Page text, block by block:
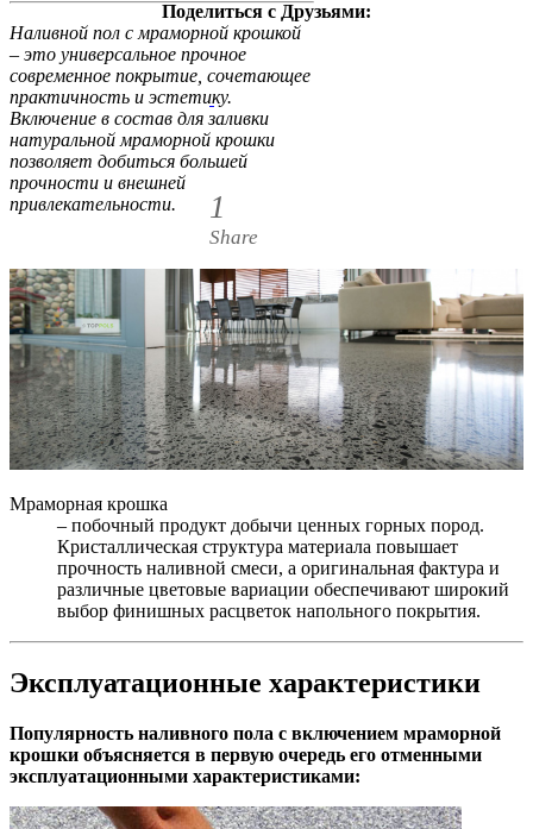
Поделиться с Друзьями:
1
1
Share
Наливной пол с мраморной крошкой
– это универсальное прочное
современное покрытие, сочетающее
практичность и эстетику.
Включение в состав для заливки
натуральной мраморной крошки
позволяет добиться большей
прочности и внешней
привлекательности.
Мраморная крошка
– побочный продукт добычи ценных горных пород.
Кристаллическая структура материала повышает
прочность наливной смеси, а оригинальная фактура и
различные цветовые вариации обеспечивают широкий
выбор финишных расцветок напольного покрытия.
Эксплуатационные характеристики
Популярность наливного пола с включением мраморной
крошки объясняется в первую очередь его отменными
эксплуатационными характеристиками: